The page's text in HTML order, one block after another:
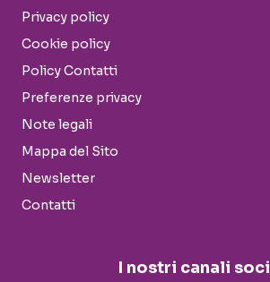
Privacy policy
Cookie policy
Policy Contatti
Preferenze privacy
Note legali
Mappa del Sito
Newsletter
Contatti
I nostri canali